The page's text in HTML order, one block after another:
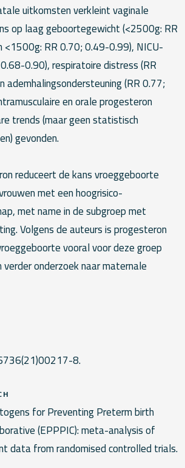
uitkomsten verkleint vaginale
op laag geboortegewicht (<2500g: RR
RR 0.70; 0.49-0.99), NICU-
0.90), respiratoire distress (RR
(RR 0.77;
en orale progesteron
trends (maar geen statistisch
gevonden.
reduceert de kans vroeggeboorte
met een hoogrisico-
met name in de subgroep met
Volgens de auteurs is progesteron
vooral voor deze groep
verder onderzoek naar maternale
8.
for Preventing Preterm birth
(EPPPIC): meta-analysis of
data from randomised controlled trials.